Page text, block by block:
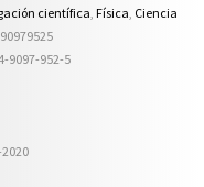
científica Física Ciencia
9097-952-5